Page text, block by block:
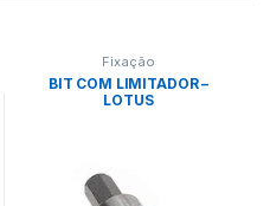
Fixação
BIT COM LIMITADOR –
LOTUS